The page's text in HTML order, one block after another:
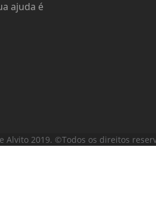
ajuda é
Alvito 2019. ©Todos os direitos